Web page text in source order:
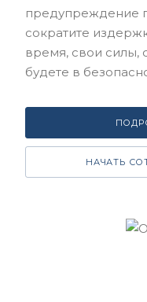
предупреждение
сократите
время, свои силы,
будете в
НАЧАТЬ